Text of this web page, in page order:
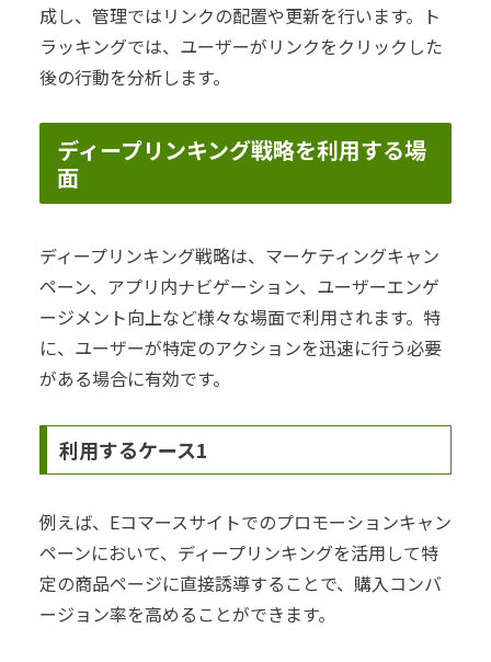
成し、管理ではリンクの配置や更新を行います。ト
ラッキングでは、ユーザーがリンクをクリックした
後の行動を分析します。
ディープリンキング戦略を利用する場
面
ディープリンキング戦略は、マーケティングキャン
ペーン、アプリ内ナビゲーション、ユーザーエンゲ
ージメント向上など様々な場面で利用されます。特
に、ユーザーが特定のアクションを迅速に行う必要
がある場合に有効です。
利用するケース1
例えば、Eコマースサイトでのプロモーションキャン
ペーンにおいて、ディープリンキングを活用して特
定の商品ページに直接誘導することで、購入コンバ
ージョン率を高めることができます。